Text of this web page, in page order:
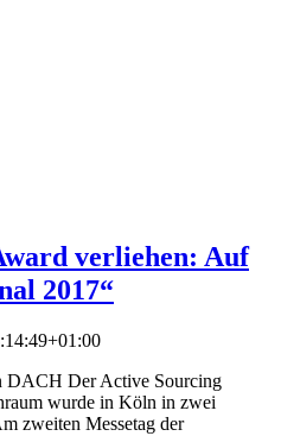
verliehen: Auf
2017“
DACH Der Active Sourcing
wurde in Köln in zwei
zweiten Messetag der